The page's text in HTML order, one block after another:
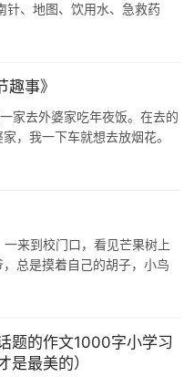
针、地图、饮用水、急救药
事》
家去外婆家吃年夜饭。在去的
，我一下车就想去放烟花。
到校门口，看见芒果树上
总是摸着自己的胡子，小鸟
题的作文1000字小学习
是最美的）